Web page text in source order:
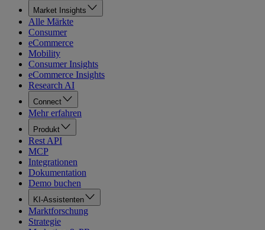
Market Insights
Alle Märkte
Consumer
eCommerce
Mobility
Consumer Insights
eCommerce Insights
Research AI
Connect
Mehr erfahren
Produkt
Rest API
MCP
Integrationen
Dokumentation
Demo buchen
KI-Assistenten
Marktforschung
Strategie